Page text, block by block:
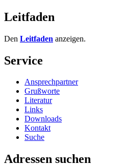
Leitfaden
Den Leitfaden anzeigen.
Service
Ansprechpartner
Grußworte
Literatur
Links
Downloads
Kontakt
Suche
Adressen suchen